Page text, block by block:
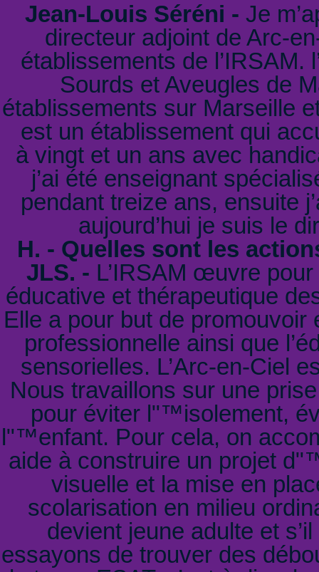
Jean-Louis Séréni - Je
directeur adjoint de Arc-
établissements de l’IRSAM.
Sourds et Aveugles de
établissements sur Marseille
est un établissement qui
à vingt et un ans avec
j’ai été enseignant
pendant treize ans, ensuite
aujourd’hui je suis le
H. - Quelles sont les
JLS. - L’IRSAM œuvre
éducative et thérapeutique
Elle a pour but de promouvoir
professionnelle ainsi que
sensorielles. L’Arc-en-Ciel
Nous travaillons sur une
pour éviter l"™isolement,
l"™enfant. Pour cela, on
aide à construire un projet
visuelle et la mise en
scolarisation en milieu
devient jeune adulte et
essayons de trouver des